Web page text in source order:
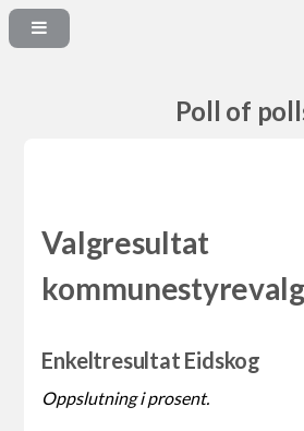
Poll of
Valgresultat
Enkeltresultat Eidskog
Oppslutning i prosent.